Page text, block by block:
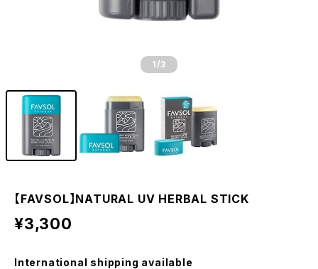
1 /3
【FAVSOL】NATURAL UV HERBAL STICK
¥3,300
International shipping available